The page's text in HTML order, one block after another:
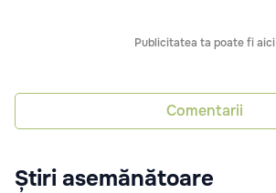
Publicitatea ta poate fi aici
Comentarii
Știri asemănătoare